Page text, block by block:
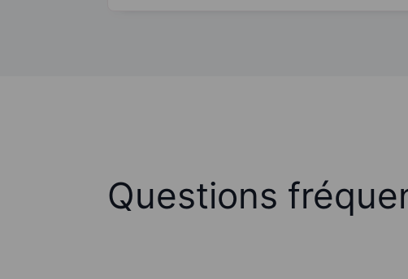
Questions